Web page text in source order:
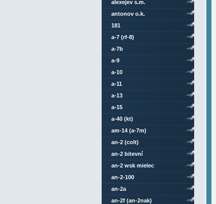
alexejev s.m.
antonov o.k.
181
a-7 (rf-8)
a-7b
a-9
a-10
a-11
a-13
a-15
a-40 (kt)
am-14 (a-7m)
an-2 (colt)
an-2 bitevní
an-2 wsk mielec
an-2-100
an-2a
an-2f (an-2nak)